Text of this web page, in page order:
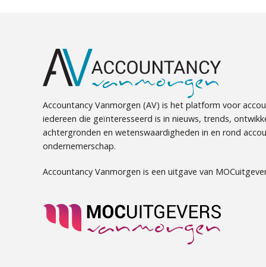
Accountancy Vanmorgen (AV) is het platform voor
iedereen die geïnteresseerd is in nieuws, trends,
achtergronden en wetenswaardigheden in en rond
ondernemerschap.
Accountancy Vanmorgen is een uitgave van